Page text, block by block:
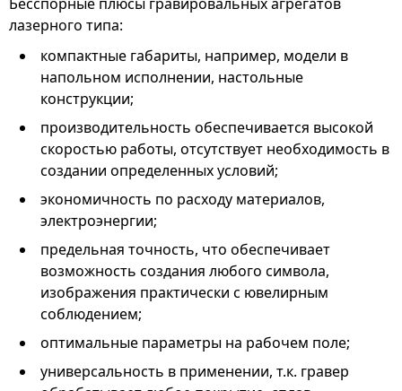
лазерного типа:
компактные габариты, например, модели в
напольном исполнении, настольные
конструкции;
производительность обеспечивается высокой
скоростью работы, отсутствует необходимость в
создании определенных условий;
экономичность по расходу материалов,
электроэнергии;
предельная точность, что обеспечивает
возможность создания любого символа,
изображения практически с ювелирным
соблюдением;
оптимальные параметры на рабочем поле;
универсальность в применении, т.к. гравер